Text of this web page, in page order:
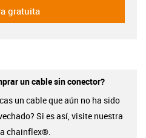
gratuita
un cable sin conector?
un cable que aún no ha sido
Si es así, visite nuestra
chainflex®.